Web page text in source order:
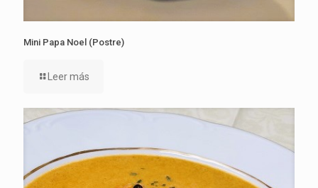
Mini Papa Noel (Postre)
Leer más